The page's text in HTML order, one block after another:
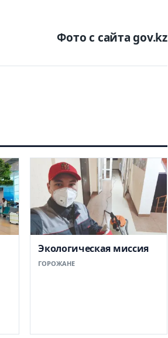
Фото с сайта gov.kz
Экологическая миссия
ГОРОЖАНЕ